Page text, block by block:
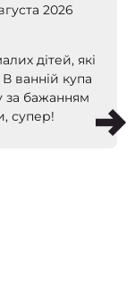
2026
дітей, які
ванній купа
за бажанням
супер!